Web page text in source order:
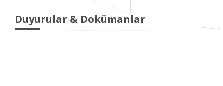
Duyurular & Dokümanlar